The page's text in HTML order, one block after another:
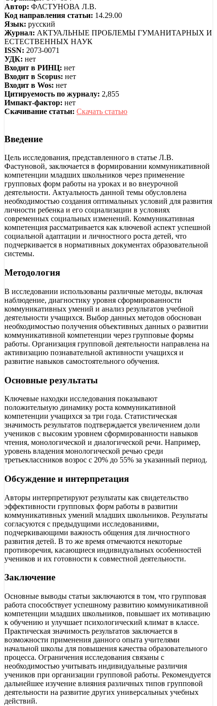
Автор: ФАСТУНОВА Л.В.
Код направления статьи: 14.29.00
Язык: русский
Журнал: АКТУАЛЬНЫЕ ПРОБЛЕМЫ ГУМАНИТАРНЫХ И
ЕСТЕСТВЕННЫХ НАУК
ISSN: 2073-0071
УДК: нет
Входит в РИНЦ: нет
Входит в Scopus: нет
Входит в Wos: нет
Цитируемость по журналу: 2,855
Импакт-фактор: нет
Скачивание статьи: Скачать статью
Введение
Цель исследования, представленного в статье Л.В.
Фастуновой, заключается в формировании коммуникативной
компетенции младших школьников через применение
групповых форм работы на уроках и во внеурочной
деятельности. Актуальность данной темы обусловлена
необходимостью создания оптимальных условий для развития
личности ребенка и его социализации в условиях
современных социальных изменений. Коммуникативная
компетенция рассматривается как ключевой аспект успешной
социальной адаптации и личностного роста детей, что
подчеркивается в нормативных документах образовательной
системы.
Методология
В исследовании использованы различные методы, включая
наблюдение, диагностику уровня сформированности
коммуникативных умений и анализ результатов учебной
деятельности учащихся. Выбор данных методов обоснован
необходимостью получения объективных данных о развитии
коммуникативной компетенции через групповые формы
работы. Организация групповой деятельности направлена на
активизацию познавательной активности учащихся и
развитие навыков самостоятельного обучения.
Основные результаты
Ключевые находки исследования показывают
положительную динамику роста коммуникативной
компетенции учащихся за три года. Статистическая
значимость результатов подтверждается увеличением доли
учеников с высоким уровнем сформированности навыков
чтения, монологической и диалогической речи. Например,
уровень владения монологической речью среди
третьеклассников возрос с 20% до 55% за указанный период.
Обсуждение и интерпретация
Авторы интерпретируют результаты как свидетельство
эффективности групповых форм работы в развитии
коммуникативных умений младших школьников. Результаты
согласуются с предыдущими исследованиями,
подчеркивающими важность общения для личностного
развития детей. В то же время отмечаются некоторые
противоречия, касающиеся индивидуальных особенностей
учеников и их готовности к совместной деятельности.
Заключение
Основные выводы статьи заключаются в том, что групповая
работа способствует успешному развитию коммуникативной
компетенции младших школьников, повышает их мотивацию
к обучению и улучшает психологический климат в классе.
Практическая значимость результатов заключается в
возможности применения данного опыта учителями
начальной школы для повышения качества образовательного
процесса. Ограничения исследования связаны с
необходимостью учитывать индивидуальные различия
учеников при организации групповой работы. Рекомендуется
дальнейшее изучение влияния различных типов групповой
деятельности на развитие других универсальных учебных
действий.